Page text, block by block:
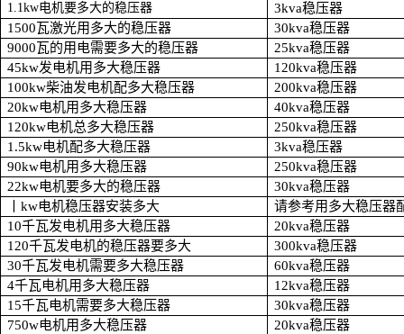
1.1kw电机要多大的稳压器 3kva稳压器
1500瓦激光用多大的稳压器 30kva稳压器
9000瓦的用电需要多大的稳压器 25kva稳压器
45kw发电机用多大稳压器 120kva稳压器
100kw柴油发电机配多大稳压器 200kva稳压器
20kw电机用多大稳压器 40kva稳压器
120kw电机总多大稳压器 250kva稳压器
1.5kw电机配多大稳压器 3kva稳压器
90kw电机用多大稳压器 250kva稳压器
22kw电机要多大的稳压器 30kva稳压器
丨kw电机稳压器安装多大
请参考用多大稳压器
10千瓦发电机用多大稳压器 20kva稳压器
120千瓦发电机的稳压器要多大 300kva稳压器
30千瓦发电机需要多大稳压器 60kva稳压器
4千瓦电机用多大稳压器 12kva稳压器
15千瓦电机需要多大稳压器 30kva稳压器
750w电机用多大稳压器 20kva稳压器